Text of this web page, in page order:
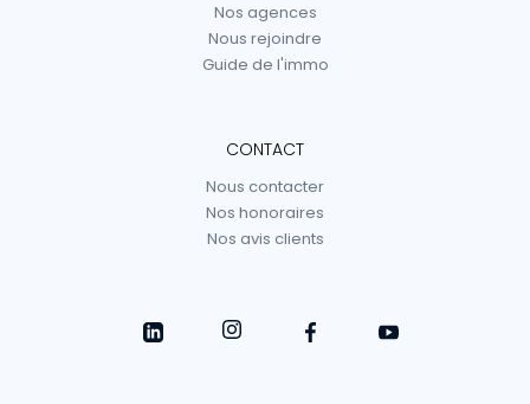
Nos agences
Nous rejoindre
Guide de l'immo
CONTACT
Nous contacter
Nos honoraires
Nos avis clients